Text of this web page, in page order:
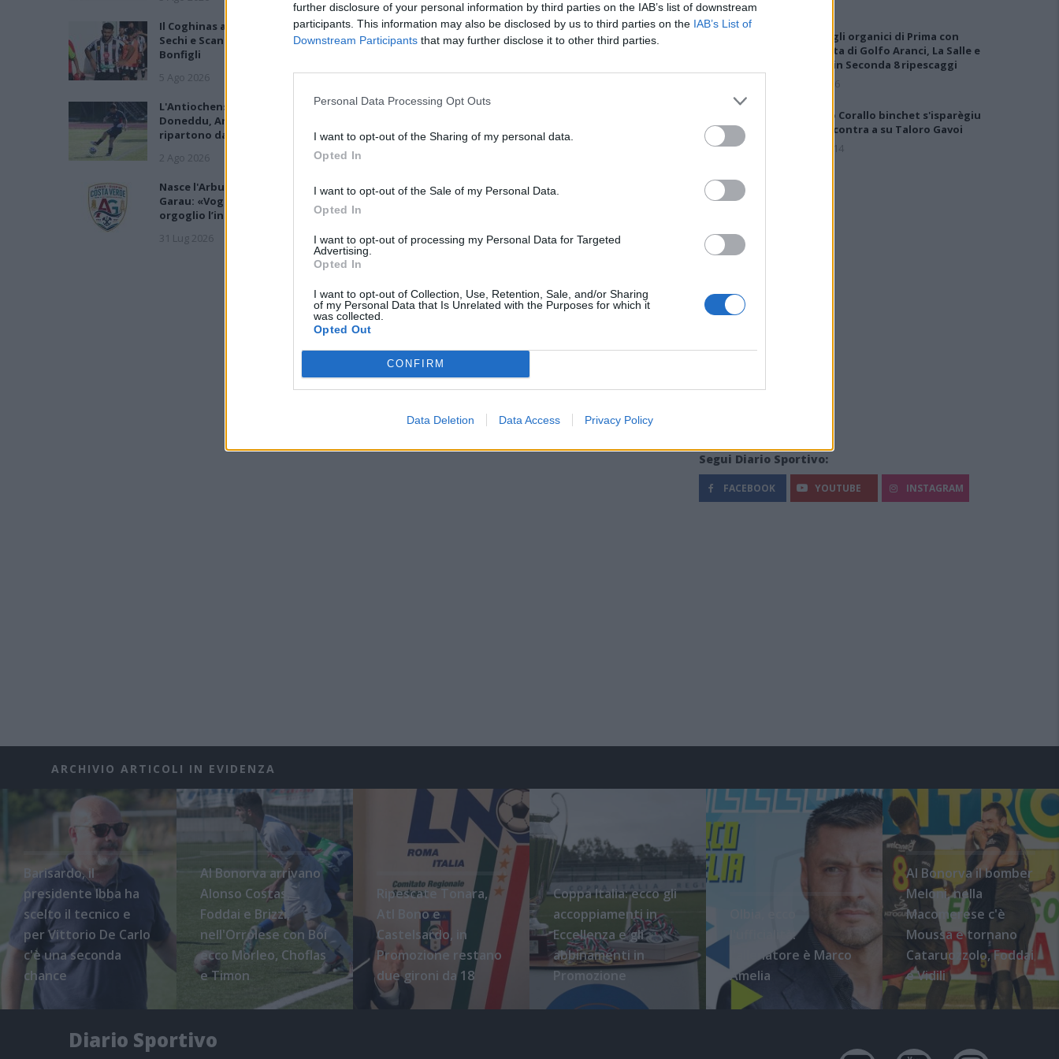
further disclosure of your personal information by third parties on the IAB’s list of downstream
participants. This information may also be disclosed by us to third parties on the IAB’s List of
Downstream Participants that may further disclose it to other third parties.
Personal Data Processing Opt Outs
I want to opt-out of the Sharing of my personal data.
Opted In
I want to opt-out of the Sale of my Personal Data.
Opted In
I want to opt-out of processing my Personal Data for Targeted
Advertising.
Opted In
I want to opt-out of Collection, Use, Retention, Sale, and/or Sharing
of my Personal Data that Is Unrelated with the Purposes for which it
was collected.
Opted Out
CONFIRM
Data Deletion Data Access Privacy Policy
Il Coghinas ancora più forte con
Sechi e Scanu, al Macomer arriva
Bonfigli
5 Ago 2026
L'Atletico Cagliari di Saba prende
Sanna, Simoni e mantiene lo zoccolo
4 Ago 2026
L'Antiochense prende Caddeo e
Doneddu, Arborea e Tharros
ripartono dai tecnici Firinu e Frongia
2 Ago 2026
La matricola Macomer prende il
con Samuele Pinna
Nasce l'Arbus Guspini Costa Verde,
Garau: «Vogliamo rappresentare con
orgoglio l’intero territorio»
31 Lug 2026
Il Sant'Elena si riprende il difensore
Mancusi
Definiti gli organici di Prima con
l'aggiunta di Golfo Aranci, La Salle e
Ottava, in Seconda 8 ripescaggi
7 Ago 2026
Su Porto Corallo binchet s'isparègiu
play-off contra a su Taloro Gavoi
27 Apr 2014
Segui Diario Sportivo:
FACEBOOK YOUTUBE INSTAGRAM
ARCHIVIO ARTICOLI IN EVIDENZA
Barisardo, il
presidente Ibba ha
scelto il tecnico e
per Vittorio De Carlo
c'è una seconda
chance
Al Bonorva arrivano
Alonso Costas,
Foddai e Brizzi,
nell'Orrolese con Boi
ecco Morleo, Choflas
e Timon
Ripescate Tonara,
Atl Bono e
Castelsardo, in
Promozione restano
due gironi da 18
Coppa Italia: ecco gli
accoppiamenti in
Eccellenza e gli
abbinamenti in
Promozione
l'ufficialità:
l'allenatore è Marco
Amelia
Al Bonorva il bomber
Meloni, nella
Macomerese c'è
Moussa e tornano
Cataruozzolo, Foddai
e Vidili
Diario Sportivo